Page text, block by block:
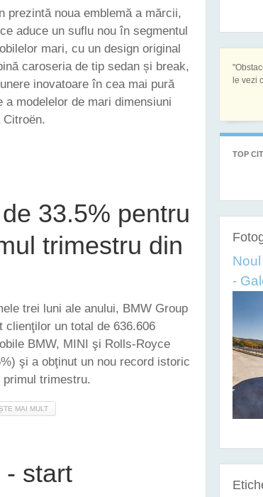
prezintă noua emblemă a mărcii,
aduce un suflu nou în segmentul
mari, cu un design original
caroseria de tip sedan și break,
inovatoare în cea mai pură
a modelelor de mari dimensiuni
Citroën.
33.5% pentru
trimestru din
trei luni ale anului, BMW Group
clienţilor un total de 636.606
BMW, MINI şi Rolls-Royce
şi a obţinut un nou record istoric
primul trimestru.
MAI MULT
- start
le vezi
TOP
-